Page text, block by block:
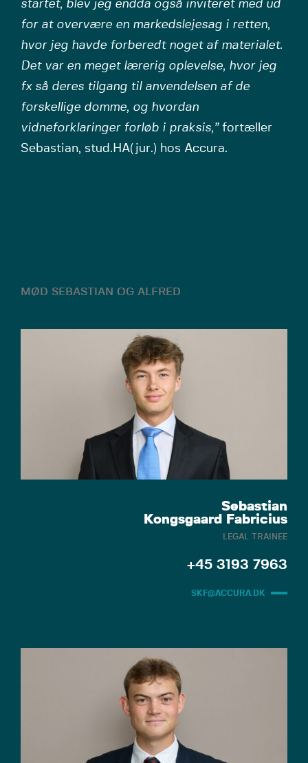
startet, blev jeg endda også inviteret med ud
for at overvære en markedslejesag i retten,
hvor jeg havde forberedt noget af materialet.
Det var en meget lærerig oplevelse, hvor jeg
fx så deres tilgang til anvendelsen af de
forskellige domme, og hvordan
vidneforklaringer forløb i praksis,” fortæller
Sebastian, stud.HA(jur.) hos Accura.
MØD SEBASTIAN OG ALFRED
Sebastian
Kongsgaard Fabricius
LEGAL TRAINEE
+45 3193 7963
SKF@ACCURA.DK